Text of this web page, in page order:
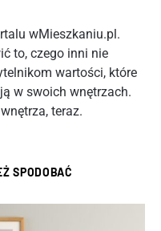
wMieszkaniu.pl.
to, czego inni nie
wartości, które
w swoich wnętrzach.
teraz.
SPODOBAĆ